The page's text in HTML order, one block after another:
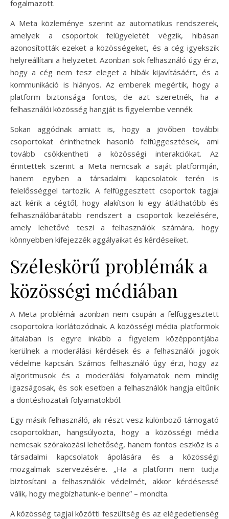
fogalmazott.
A Meta közleménye szerint az automatikus rendszerek,
amelyek a csoportok felügyeletét végzik, hibásan
azonosították ezeket a közösségeket, és a cég igyekszik
helyreállítani a helyzetet. Azonban sok felhasználó úgy érzi,
hogy a cég nem tesz eleget a hibák kijavításáért, és a
kommunikáció is hiányos. Az emberek megértik, hogy a
platform biztonsága fontos, de azt szeretnék, ha a
felhasználói közösség hangját is figyelembe vennék.
Sokan aggódnak amiatt is, hogy a jövőben további
csoportokat érinthetnek hasonló felfüggesztések, ami
tovább csökkentheti a közösségi interakciókat. Az
érintettek szerint a Meta nemcsak a saját platformján,
hanem egyben a társadalmi kapcsolatok terén is
felelősséggel tartozik. A felfüggesztett csoportok tagjai
azt kérik a cégtől, hogy alakítson ki egy átláthatóbb és
felhasználóbarátabb rendszert a csoportok kezelésére,
amely lehetővé teszi a felhasználók számára, hogy
könnyebben kifejezzék aggályaikat és kérdéseiket.
Széleskörű problémák a
közösségi médiában
A Meta problémái azonban nem csupán a felfüggesztett
csoportokra korlátozódnak. A közösségi média platformok
általában is egyre inkább a figyelem középpontjába
kerülnek a moderálási kérdések és a felhasználói jogok
védelme kapcsán. Számos felhasználó úgy érzi, hogy az
algoritmusok és a moderálási folyamatok nem mindig
igazságosak, és sok esetben a felhasználók hangja eltűnik
a döntéshozatali folyamatokból.
Egy másik felhasználó, aki részt vesz különböző támogató
csoportokban, hangsúlyozta, hogy a közösségi média
nemcsak szórakozási lehetőség, hanem fontos eszköz is a
társadalmi kapcsolatok ápolására és a közösségi
mozgalmak szervezésére. „Ha a platform nem tudja
biztosítani a felhasználók védelmét, akkor kérdésessé
válik, hogy megbízhatunk-e benne” – mondta.
A közösség tagjai közötti feszültség és az elégedetlenség